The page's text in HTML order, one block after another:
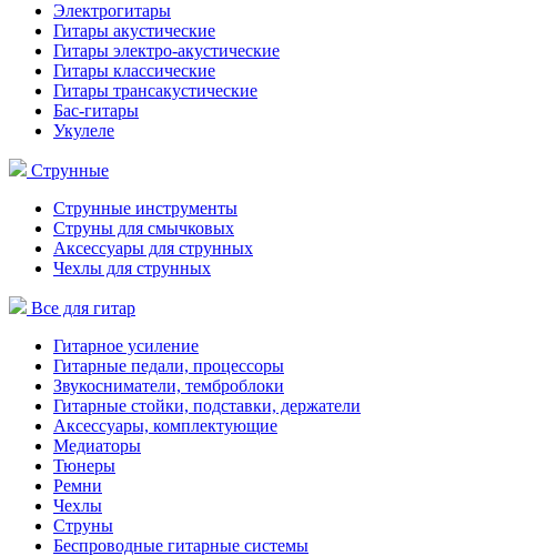
Электрогитары
Гитары акустические
Гитары электро-акустические
Гитары классические
Гитары трансакустические
Бас-гитары
Укулеле
Струнные
Струнные инструменты
Струны для смычковых
Аксессуары для струнных
Чехлы для струнных
Все для гитар
Гитарное усиление
Гитарные педали, процессоры
Звукосниматели, темброблоки
Гитарные стойки, подставки, держатели
Аксессуары, комплектующие
Медиаторы
Тюнеры
Ремни
Чехлы
Струны
Беспроводные гитарные системы